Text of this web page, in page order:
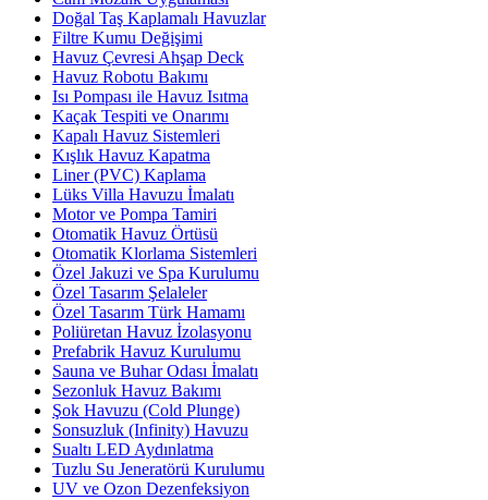
Doğal Taş Kaplamalı Havuzlar
Filtre Kumu Değişimi
Havuz Çevresi Ahşap Deck
Havuz Robotu Bakımı
Isı Pompası ile Havuz Isıtma
Kaçak Tespiti ve Onarımı
Kapalı Havuz Sistemleri
Kışlık Havuz Kapatma
Liner (PVC) Kaplama
Lüks Villa Havuzu İmalatı
Motor ve Pompa Tamiri
Otomatik Havuz Örtüsü
Otomatik Klorlama Sistemleri
Özel Jakuzi ve Spa Kurulumu
Özel Tasarım Şelaleler
Özel Tasarım Türk Hamamı
Poliüretan Havuz İzolasyonu
Prefabrik Havuz Kurulumu
Sauna ve Buhar Odası İmalatı
Sezonluk Havuz Bakımı
Şok Havuzu (Cold Plunge)
Sonsuzluk (Infinity) Havuzu
Sualtı LED Aydınlatma
Tuzlu Su Jeneratörü Kurulumu
UV ve Ozon Dezenfeksiyon